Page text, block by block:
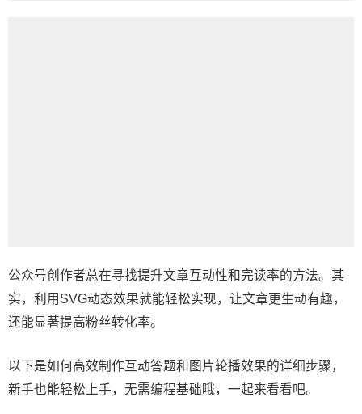
公众号创作者总在寻找提升文章互动性和完读率的方法。其
实，利用SVG动态效果就能轻松实现，让文章更生动有趣，
还能显著提高粉丝转化率。
以下是如何高效制作互动答题和图片轮播效果的详细步骤，
新手也能轻松上手，无需编程基础哦，一起来看看吧。